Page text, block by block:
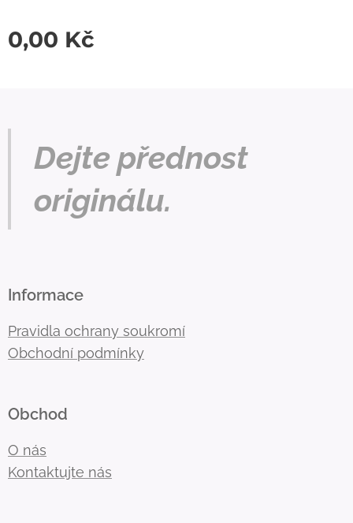
0,00 Kč
Dejte přednost
originálu.
Informace
Pravidla ochrany soukromí
Obchodní podmínky
Obchod
O nás
Kontaktujte nás